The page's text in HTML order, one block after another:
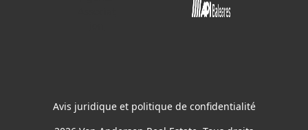
Avis juridique et politique de confidentialité